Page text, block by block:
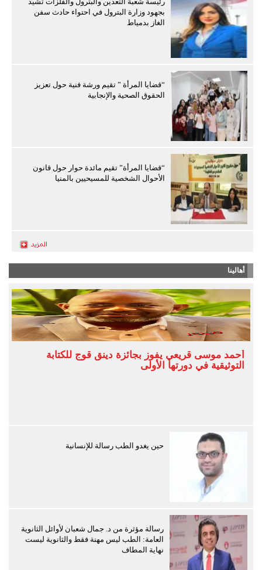
بجهود وزارة البترول في احتواء حادث سفن
الغاز بدمياط
“قضايا المرأة ” تقيم ورشة فنية حول تعزيز
الحقوق الصحية والإنجابية
“قضايا المرأة” تقيم مائدة حوار حول قانون
الأحوال الشخصية للمسيحيين بالمنيا
أهالينا
أحمد موسى قريعي يفوز بجائزة دينق قوج للكتابة
التوثيقية في دورتها الأولى
حين يغدو الطب رسالة للإنسانية
رسالة مؤثرة من د. جمال شعبان لأوائل الثانوية
العامة: الطب ليس مهنة فقط والثانوية ليست
نهاية المطاف